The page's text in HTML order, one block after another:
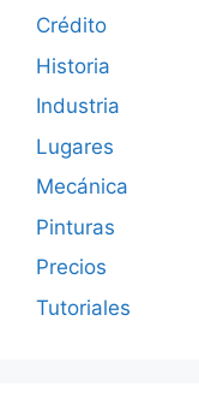
Crédito
Historia
Industria
Lugares
Mecánica
Pinturas
Precios
Tutoriales